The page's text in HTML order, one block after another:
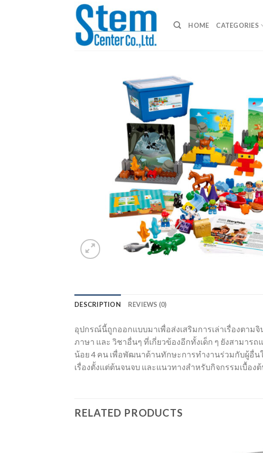
HOME CATEGORIES
DESCRIPTION REVIEWS (0)
อุปกรณ์นี้ถูกออกแบบมาเพื่อส่งเสริมการเล่าเรื่องตาม
ภาษา และ วิชาอื่นๆ ที่เกี่ยวข้องอีกทั้งเด็ก ๆ ยังสามา
น้อย 4 คน เพื่อพัฒนาด้านทักษะการทำงานร่วมกับผู้อื่น
เรื่องตั้งแต่ต้นจนจบ และแนวทางสำหรับกิจกรรมเบื้อง
RELATED PRODUCTS